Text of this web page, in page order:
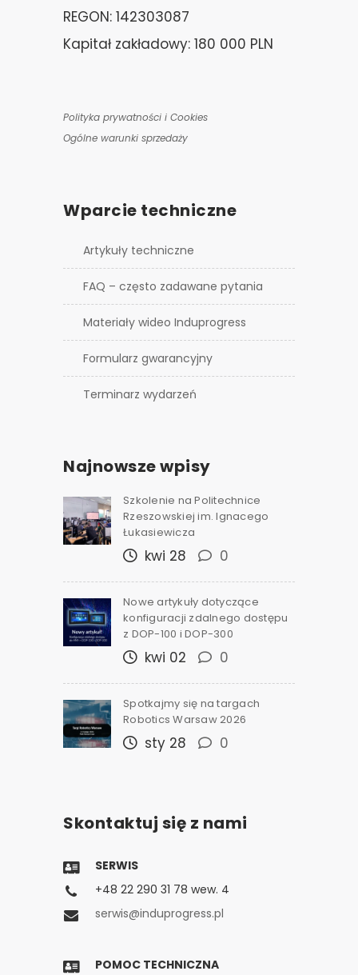
REGON: 142303087
Kapitał zakładowy: 180 000 PLN
Polityka prywatności i Cookies
Ogólne warunki sprzedaży
Wparcie techniczne
Artykuły techniczne
FAQ – często zadawane pytania
Materiały wideo Induprogress
Formularz gwarancyjny
Terminarz wydarzeń
Najnowsze wpisy
Szkolenie na Politechnice
Rzeszowskiej im. Ignacego
Łukasiewicza
kwi 28 0
Nowe artykuły dotyczące
konfiguracji zdalnego dostępu
z DOP-100 i DOP-300
kwi 02 0
Spotkajmy się na targach
Robotics Warsaw 2026
sty 28 0
Skontaktuj się z nami
SERWIS
+48 22 290 31 78 wew. 4
serwis@induprogress.pl
POMOC TECHNICZNA